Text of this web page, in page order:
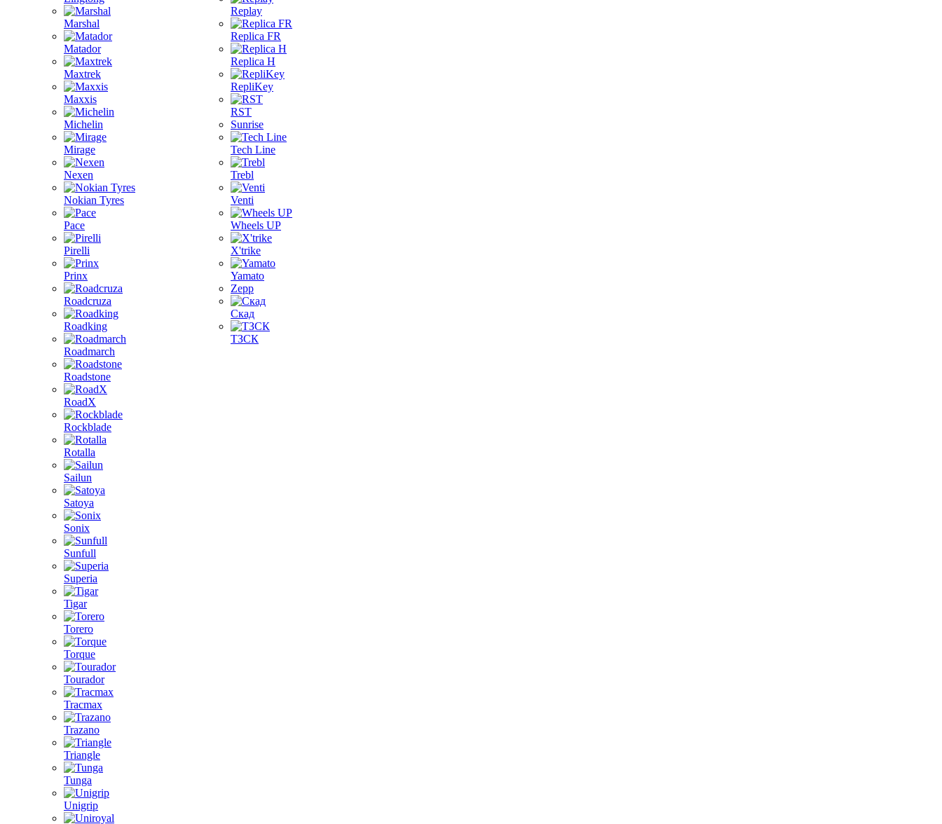
Marshal
Matador
Maxtrek
Maxxis
Michelin
Mirage
Nexen
Nokian Tyres
Pace
Pirelli
Prinx
Roadcruza
Roadking
Roadmarch
Roadstone
RoadX
Rockblade
Rotalla
Sailun
Satoya
Sonix
Sunfull
Superia
Tigar
Torero
Torque
Tourador
Tracmax
Trazano
Triangle
Tunga
Unigrip
Replay
Replica FR
Replica H
RepliKey
RST
Sunrise
Tech Line
Trebl
Venti
Wheels UP
X'trike
Yamato
Zepp
Скад
ТЗСК